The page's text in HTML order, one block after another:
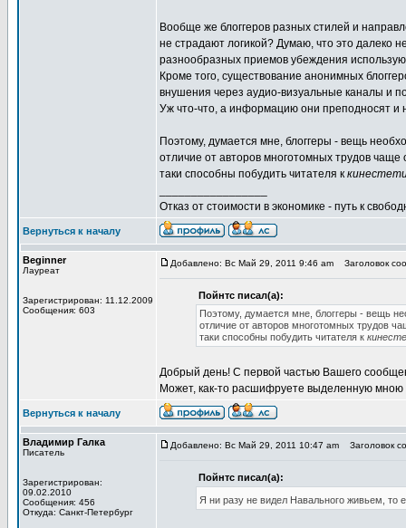
Вообще же блоггеров разных стилей и
не страдают логикой? Думаю, что это далеко
разнообразных приемов убеждения
Кроме того, существование анонимных
внушения через аудио-визуальные каналы и
Уж что-что, а информацию они преподносят и
Поэтому, думается мне, блоггеры - вещь
отличие от авторов многотомных трудов
таки способны побудить читателя к
Отказ от стоимости в экономике - путь к
Вернуться к началу
Beginner
Лауреат
Зарегистрирован: 11.12.2009
Сообщения: 603
Добавлено: Вс Май 29, 2011 9:46 am Заголовок
Пойнтс писал(а):
Поэтому, думается мне, блоггеры - вещь
отличие от авторов многотомных трудов
таки способны побудить читателя к
Добрый день! С первой частью Вашего
Может, как-то расшифруете выделенную мною
Вернуться к началу
Владимир Галка
Писатель
Зарегистрирован:
09.02.2010
Сообщения: 456
Откуда: Санкт-Петербург
Добавлено: Вс Май 29, 2011 10:47 am Заголовок
Пойнтс писал(а):
Я ни разу не видел Навального живьем, то